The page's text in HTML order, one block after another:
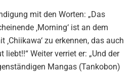
mit den Worten: „Das
‚Morning‘ ist an dem
‚Chiikawa‘ zu erkennen, das auch
Weiter verriet er: „Und der
Mangas (Tankobon)